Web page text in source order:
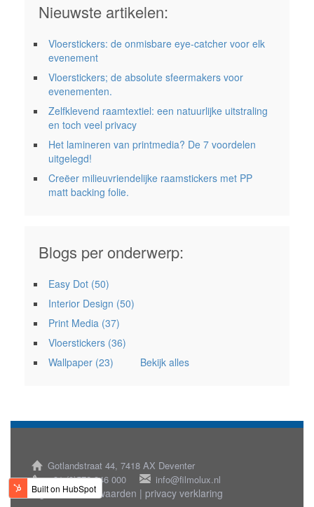
Nieuwste artikelen:
Vloerstickers: de onmisbare eye-catcher voor elk
evenement
Vloerstickers; de absolute sfeermakers voor
evenementen.
Zelfklevend raamtextiel: een natuurlijke uitstraling
en toch veel privacy
Het lamineren van printmedia? De 7 voordelen
uitgelegd!
Creëer milieuvriendelijke raamstickers met PP
matt backing folie.
Blogs per onderwerp:
Easy Dot (50)
Interior Design (50)
Print Media (37)
Vloerstickers (36)
Wallpaper (23) Bekijk alles
Gotlandstraat 44, 7418 AX Deventer
+31 (0)572 346 000
info@filmolux.nl
algemene voorwaarden | privacy verklaring